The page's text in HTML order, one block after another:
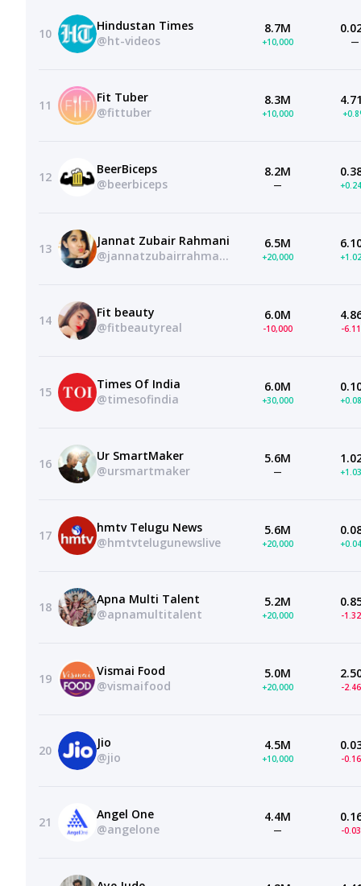
10
Hindustan Times
@ht-videos
8.7M
+10,000 —
11
Fit Tuber
@fittuber
8.3M
+10,000
12
BeerBiceps
@beerbiceps
8.2M
—
13
Jannat Zubair Rahmani
@jannatzubairrahmani956
6.5M
+20,000
14
Fit beauty
@fitbeautyreal
6.0M
-10,000 -
15
Times Of India
@timesofindia
6.0M
+30,000
16
Ur SmartMaker
@ursmartmaker
5.6M
—
17
hmtv Telugu News
@hmtvtelugunewslive
5.6M
+20,000
18
Apna Multi Talent
@apnamultitalent
5.2M
+20,000 -
19
Vismai Food
@vismaifood
5.0M
+20,000 -
20
Jio
@jio
4.5M
+10,000 -
21
Angel One
@angelone
4.4M
— -